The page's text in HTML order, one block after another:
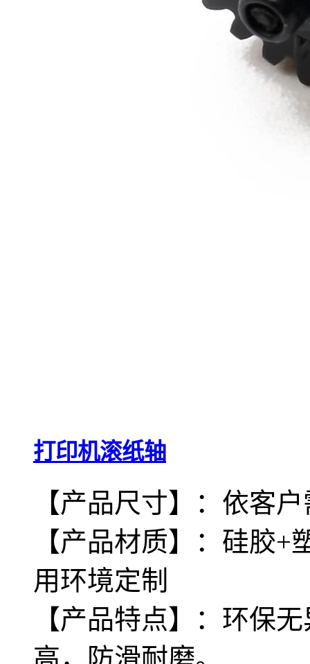
打印机滚纸轴
【产品尺寸】：依客
【产品材质】：硅胶
用环境定制
【产品特点】：环保
高，防滑耐磨。